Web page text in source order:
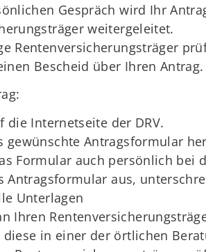
Gespräch wird Ihr
weitergeleitet.
Rentenversicherungsträger
Bescheid über Ihren Antrag.
die Internetseite der DRV.
gewünschte Antragsformular
Formular auch persönlich bei
Antragsformular aus,
Unterlagen
Ihren
diese in einer der örtlichen